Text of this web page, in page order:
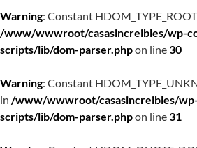
Warning: Constant
/www/wwwroot/casasincreibles/wp-
scripts/lib/dom-parser.phpon line30
Warning: Constant
in /www/wwwroot/casasincreibles/
scripts/lib/dom-parser.phpon line31